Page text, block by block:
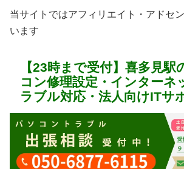
当サイトではアフィリエイト・アドセ
います
【23時まで受付】喜多見駅
コン修理設定・インターネ
ラブル対応・法人向けITサ